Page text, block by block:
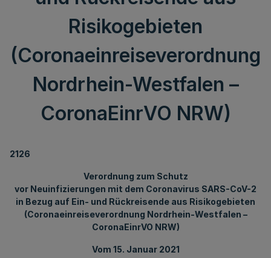
Risikogebieten
(Coronaeinreiseverordnung
Nordrhein-Westfalen –
CoronaEinrVO NRW)
2126
Verordnung zum Schutz
vor Neuinfizierungen mit dem Coronavirus SARS-CoV-2
in Bezug auf Ein- und Rückreisende aus Risikogebieten
(Coronaeinreiseverordnung Nordrhein-Westfalen –
CoronaEinrVO NRW)
Vom 15. Januar 2021